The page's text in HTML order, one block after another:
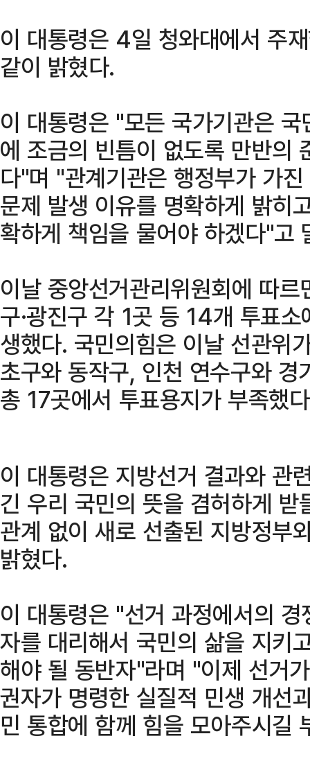
이 대통령은 4일 청와대에서 주
같이 밝혔다.
이 대통령은 "모든 국가기관은
에 조금의 빈틈이 없도록 만반의
다"며 "관계기관은 행정부가 가
문제 발생 이유를 명확하게 밝히
확하게 책임을 물어야 하겠다"고
이날 중앙선거관리위원회에 따
구·광진구 각 1곳 등 14개 투표
생했다. 국민의힘은 이날 선관위
초구와 동작구, 인천 연수구와
총 17곳에서 투표용지가 부족했
이 대통령은 지방선거 결과와 관
긴 우리 국민의 뜻을 겸허하게
관계 없이 새로 선출된 지방정부
밝혔다.
이 대통령은 "선거 과정에서의
자를 대리해서 국민의 삶을 지키
해야 될 동반자"라며 "이제 선거
권자가 명령한 실질적 민생 개선
민 통합에 함께 힘을 모아주시길